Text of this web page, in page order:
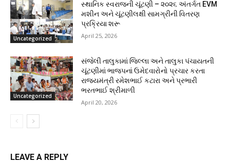
Uncategorized
સ્થાનિક સ્વરાજની ચૂંટણી – ૨૦૨૬ અંતર્ગત EVM
મશીન અને ચૂંટણીલક્ષી સામગ્રીની વિતરણ
પ્રક્રિયા શરૂ
April 25, 2026
Uncategorized
સંજેલી તાલુકામાં જિલ્લા અને તાલુકા પંચાયતની
ચૂંટણીમાં ભાજપનાં ઉમેદવારોનો પ્રચાર કરતા
રાજ્યમંત્રી રમેશભાઈ કટારા અને પ્રભારી
ભરતભાઈ શ્રીમાળી
April 20, 2026
LEAVE A REPLY